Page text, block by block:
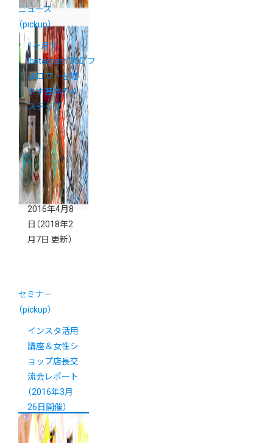
ニュース
（pickup）
1ヶ月で
Instagram“300”フ
ォロワーを増
やす基本の４
ステップ
2016年4月8
日 （2018年2
月7日 更新）
セミナー
（pickup）
インスタ活用
講座＆女性シ
ョップ店長交
流会レポート
（2016年3月
26日開催）